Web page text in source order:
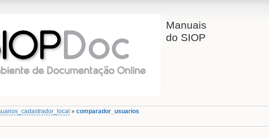
Manuais
do SIOP
»comparador_usuarios